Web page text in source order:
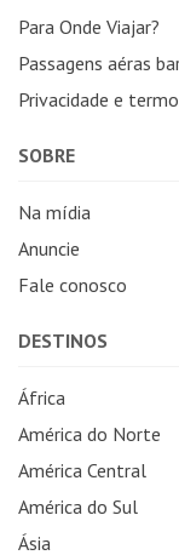
Para Onde Viajar?
Passagens aéras
Privacidade e
SOBRE
Na mídia
Anuncie
Fale conosco
DESTINOS
África
América do Norte
América Central
América do Sul
Ásia